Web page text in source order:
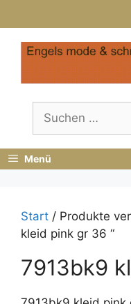
Inhalt
springen
nach:
Menü
Start / Produkte
kleid pink gr 36 “
7913bk9